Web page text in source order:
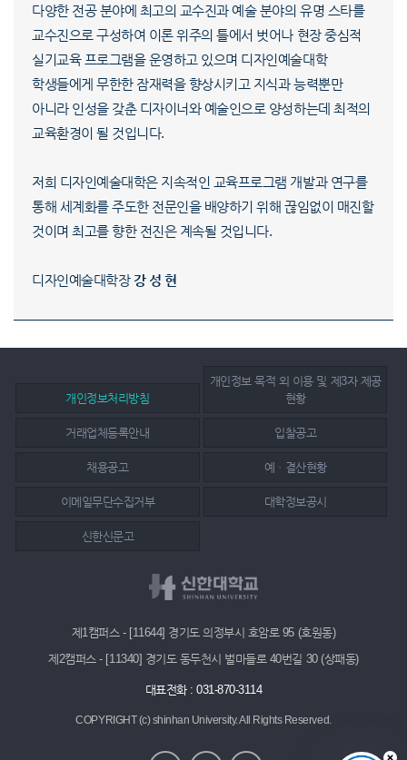
다양한 전공 분야에 최고의 교수진과 예술 분야의 유명 스타를
교수진으로 구성하여 이론 위주의 틀에서 벗어나 현장 중심적
실기교육 프로그램을 운영하고 있으며 디자인예술대학
학생들에게 무한한 잠재력을 향상시키고 지식과 능력뿐만
아니라 인성을 갖춘 디자이너와 예술인으로 양성하는데 최적의
교육환경이 될 것입니다.
저희 디자인예술대학은 지속적인 교육프로그램 개발과 연구를
통해 세계화를 주도한 전문인을 배양하기 위해 끊임없이 매진할
것이며 최고를 향한 전진은 계속될 것입니다.
디자인예술대학장 강 성 현
개인정보처리방침
개인정보 목적 외 이용 및 제3자 제공
현황
거래업체등록안내 입찰공고
채용공고 예ㆍ결산현황
이메일무단수집거부 대학정보공시
신한신문고
제1캠퍼스 - [11644] 경기도 의정부시 호암로 95 (호원동)
제2캠퍼스 - [11340] 경기도 동두천시 벌마들로 40번길 30 (상패동)
대표전화 : 031-870-3114
COPYRIGHT (c) shinhan University.All Rights Reserved.